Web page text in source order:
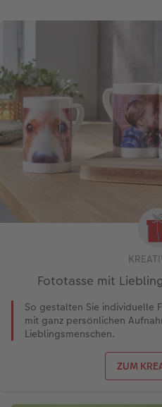
Fototasse mit
So gestalten Sie individuelle
mit ganz persönlichen
Lieblingsmenschen.
ZUM